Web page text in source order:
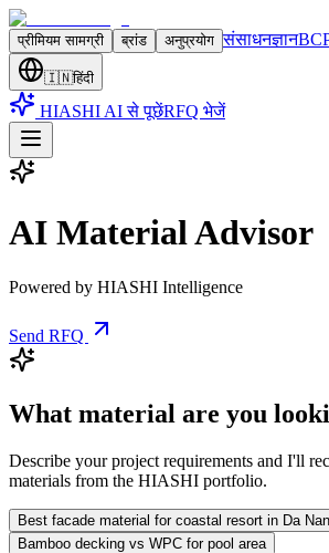
प्रीमियम सामग्री ब्रांड अनुप्रयोग संसाधनज्ञान
🇮🇳हिंदी
HIASHI AI से पूछेंRFQ भेजें
AI Material Advisor
Powered by HIASHI Intelligence
Send RFQ
What material are you
Describe your project requirements and I'll
materials from the HIASHI portfolio.
Best facade material for coastal resort in Da
Bamboo decking vs WPC for pool area